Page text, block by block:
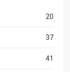
20
37
41